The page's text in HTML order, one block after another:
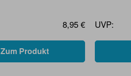
8,95 €
Zum Produkt
UVP: